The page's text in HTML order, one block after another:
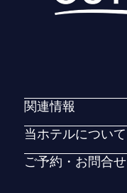
関連情報
当ホテルについて
ご予約・お問合せ